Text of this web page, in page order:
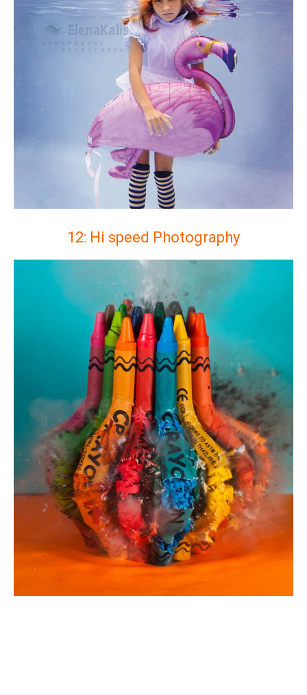
12: Hi speed Photography